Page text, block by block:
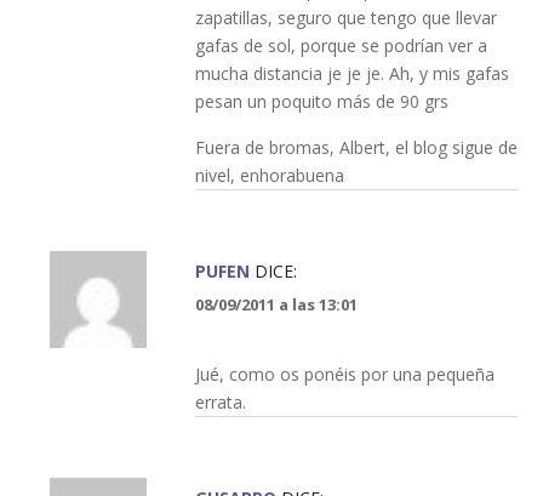
zapatillas, seguro que tengo que llevar
gafas de sol, porque se podrían ver a
mucha distancia je je je. Ah, y mis gafas
pesan un poquito más de 90 grs
Fuera de bromas, Albert, el blog sigue de
nivel, enhorabuena
PUFEN DICE:
08/09/2011 a las 13:01
Jué, como os ponéis por una pequeña
errata.